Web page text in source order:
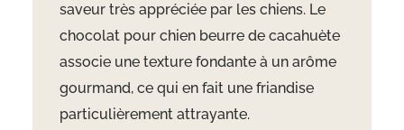
saveur très appréciée par les chiens. Le
chocolat pour chien beurre de cacahuète
associe une texture fondante à un arôme
gourmand, ce qui en fait une friandise
particulièrement attrayante.